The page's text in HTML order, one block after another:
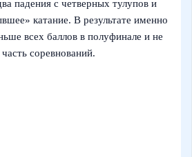
падения с четверных тулупов и
катание. В результате именно
всех баллов в полуфинале и не
соревнований.